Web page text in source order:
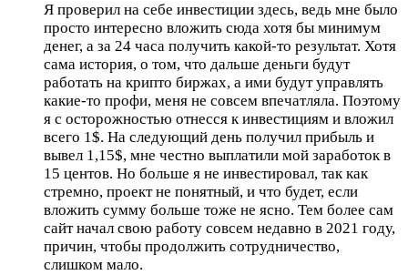
Я проверил на себе инвестиции здесь, ведь мне было
просто интересно вложить сюда хотя бы минимум
денег, а за 24 часа получить какой-то результат. Хотя
сама история, о том, что дальше деньги будут
работать на крипто биржах, а ими будут управлять
какие-то профи, меня не совсем впечатляла. Поэтому
я с осторожностью отнесся к инвестициям и вложил
всего 1$. На следующий день получил прибыль и
вывел 1,15$, мне честно выплатили мой заработок в
15 центов. Но больше я не инвестировал, так как
стремно, проект не понятный, и что будет, если
вложить сумму больше тоже не ясно. Тем более сам
сайт начал свою работу совсем недавно в 2021 году,
причин, чтобы продолжить сотрудничество,
слишком мало.